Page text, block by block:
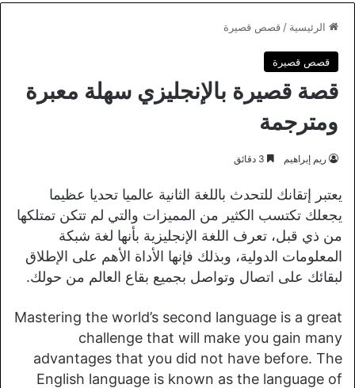
الرئيسية / قصص قصيرة
قصص قصيرة
قصة قصيرة بالإنجليزي سهلة معبرة
ومترجمة
ريم إبراهيم
يعتبر إتقانك للتحدث باللغة الثانية عالميا تحديا عظيما
يجعلك تكتسب الكثير من المميزات والتي لم تتكن تمتلكها
من ذي قبل، تعرف اللغة الإنجليزية بأنها لغة شبكة
المعلومات الدولية، وبذلك فإنها الأداة الأهم على الإطلاق
لبقائك على اتصال وتواصل بجميع بقاع العالم من حولك.
Mastering the world’s second language is a great
challenge that will make you gain many
advantages that you did not have before. The
English language is known as the language of